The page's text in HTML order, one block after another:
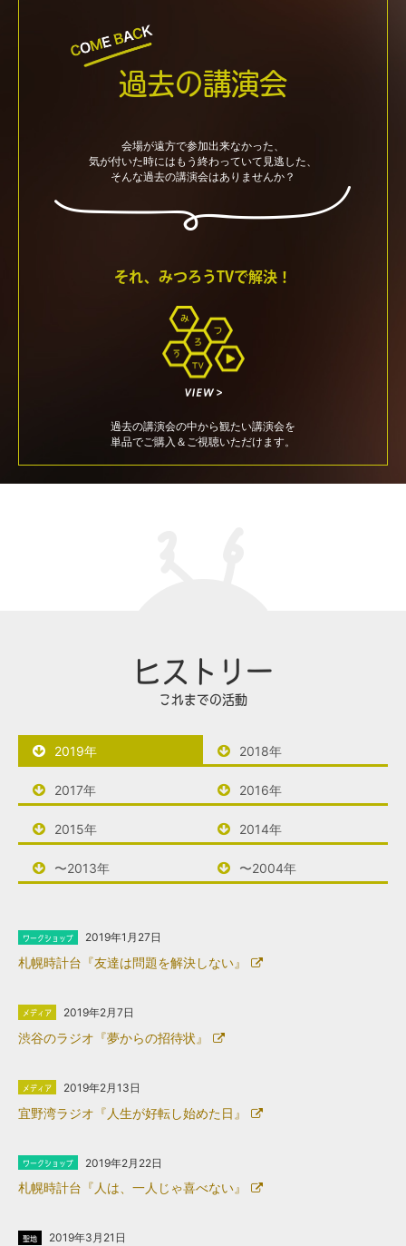
過去の講演会
会場が遠方で参加出来なかった、
気が付いた時にはもう終わっていて見逃した、
そんな過去の講演会はありませんか？
それ、みつろうTVで解決！
過去の講演会の中から観たい講演会を
単品でご購入＆ご視聴いただけます。
ヒストリー
これまでの活動
2019年 2018年
2017年 2016年
2015年 2014年
〜2013年 〜2004年
2019年1月27日
札幌時計台『友達は問題を解決しない』
2019年2月7日
渋谷のラジオ『夢からの招待状』
2019年2月13日
宜野湾ラジオ『人生が好転し始めた日』
2019年2月22日
札幌時計台『人は、一人じゃ喜べない』
2019年3月21日